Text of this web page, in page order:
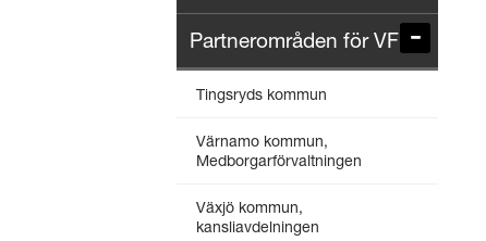
Partnerområden för VFU
Tingsryds kommun
Värnamo kommun,
Medborgarförvaltningen
Växjö kommun,
kansliavdelningen